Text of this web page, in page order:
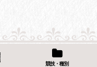
競技・種別